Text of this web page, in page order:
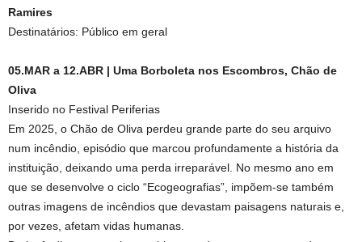
Ramires
Destinatários: Público em geral
05.MAR a 12.ABR | Uma Borboleta nos Escombros, Chão de
Oliva
Inserido no Festival Periferias
Em 2025, o Chão de Oliva perdeu grande parte do seu arquivo
num incêndio, episódio que marcou profundamente a história da
instituição, deixando uma perda irreparável. No mesmo ano em
que se desenvolve o ciclo “Ecogeografias”, impõem‑se também
outras imagens de incêndios que devastam paisagens naturais e,
por vezes, afetam vidas humanas.